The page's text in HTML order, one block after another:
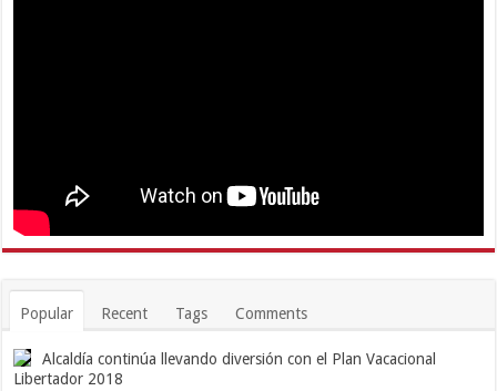
Popular Recent Tags Comments
Alcaldía continúa llevando diversión con el Plan Vacacional
Libertador 2018